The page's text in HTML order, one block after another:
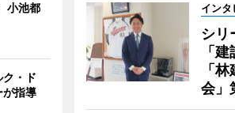
インタ
シリ
「
「
会」
小池都
・ド
が指導